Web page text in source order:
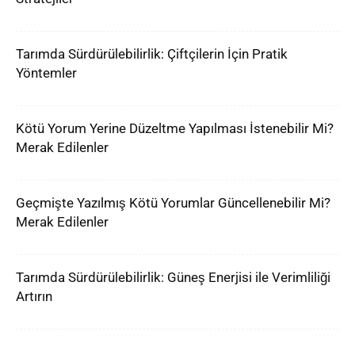
Tarımda Sürdürülebilirlik: Çiftçilerin İçin Pratik
Yöntemler
Kötü Yorum Yerine Düzeltme Yapılması İstenebilir Mi?
Merak Edilenler
Geçmişte Yazılmış Kötü Yorumlar Güncellenebilir Mi?
Merak Edilenler
Tarımda Sürdürülebilirlik: Güneş Enerjisi ile Verimliliği
Artırın